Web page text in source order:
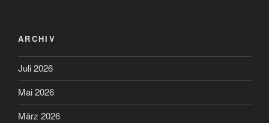
ARCHIV
Juli 2026
Mai 2026
März 2026